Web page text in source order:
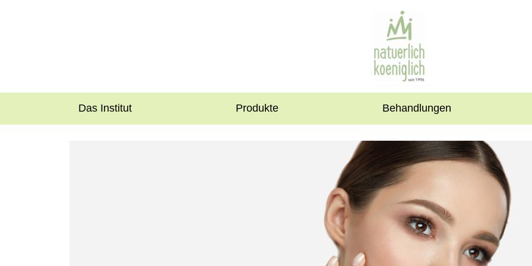
Das Institut Produkte Behandlungen